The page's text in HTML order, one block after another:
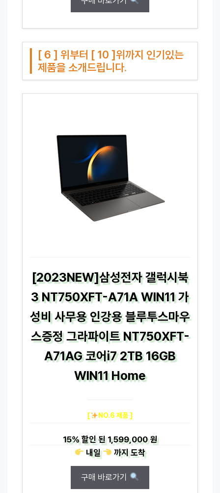
[ 6 ] 위부터 [ 10 ]위까지 인기있는
제품을 소개드립니다.
[2023NEW]삼성전자 갤럭시북
3 NT750XFT-A71A WIN11 가
성비 사무용 인강용 블루투스마우
스증정 그라파이트 NT750XFT-
A71AG 코어i7 2TB 16GB
WIN11 Home
[ NO.6 제품 ]
15%할인 된1,599,000 원
내일
까지도착
구매 바로가기